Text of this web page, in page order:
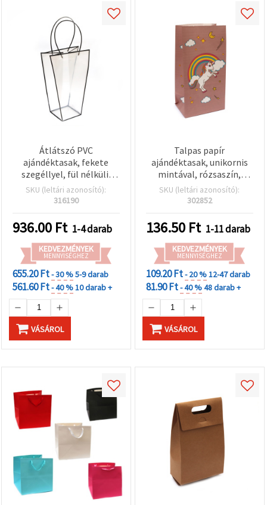
Átlátszó PVC
ajándéktasak, fekete
szegéllyel, fül nélküli,
28×15×42,5 cm
SKU (leltári azonosító):
316190
936.00 Ft 1-4 darab
KEDVEZMÉNYEK
MENNYISÉGHEZ
655.20 Ft- 30 %5-9 darab
561.60 Ft- 40 %10 darab +
VÁSÁROL
Talpas papír
ajándéktasak, unikornis
mintával, rózsaszín,
matricákkal, 11.5x8x21 cm
SKU (leltári azonosító):
302852
136.50 Ft 1-11 darab
KEDVEZMÉNYEK
MENNYISÉGHEZ
109.20 Ft- 20 %12-47 darab
81.90 Ft- 40 %48 darab +
VÁSÁROL